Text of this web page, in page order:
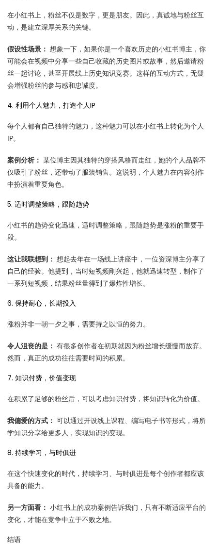
在小红书上，粉丝不仅是数字，更是朋友。因此，真诚地与粉丝互
动，是建立深厚关系的关键。
假设性场景： 想象一下，如果你是一个喜欢历史的小红书博主，你
可能会在视频中分享一些自己收藏的历史图片或故事，然后邀请粉
丝一起讨论，甚至开展线上历史知识竞赛。这样的互动方式，无疑
会增强粉丝的参与感和忠诚度。
4. 利用个人魅力，打造个人IP
每个人都有自己独特的魅力，这种魅力可以在小红书上转化为个人
IP。
案例分析： 某位博主因其独特的穿搭风格而走红，她的个人品牌不
仅吸引了粉丝，还带动了服装销售。这说明，个人魅力在内容创作
中扮演着重要角色。
5. 适时调整策略，跟随趋势
小红书的趋势变化迅速，适时调整策略，跟随趋势是涨粉的重要手
段。
这让我联想到： 想起去年在一场线上讲座中，一位资深博主分享了
自己的经验。他提到，当时短视频刚兴起，他就迅速转型，制作了
一系列短视频，结果粉丝量得到了爆炸性增长。
6. 保持耐心，长期投入
涨粉并非一朝一夕之事，需要持之以恒的努力。
令人沮丧的是： 有很多创作者在初期就因为粉丝增长缓慢而放弃。
然而，真正的成功往往需要时间的积累。
7. 知识付费，价值变现
在积累了足够的粉丝后，可以考虑知识付费，将知识转化为价值。
我偏爱的方式： 可以通过开设线上课程、编写电子书等形式，将所
学知识分享给更多人，实现知识的变现。
8. 持续学习，与时俱进
在这个快速变化的时代，持续学习、与时俱进是每个创作者都应该
具备的能力。
另一方面看： 小红书上的成功案例告诉我们，只有不断适应平台的
变化，才能在竞争中立于不败之地。
结语